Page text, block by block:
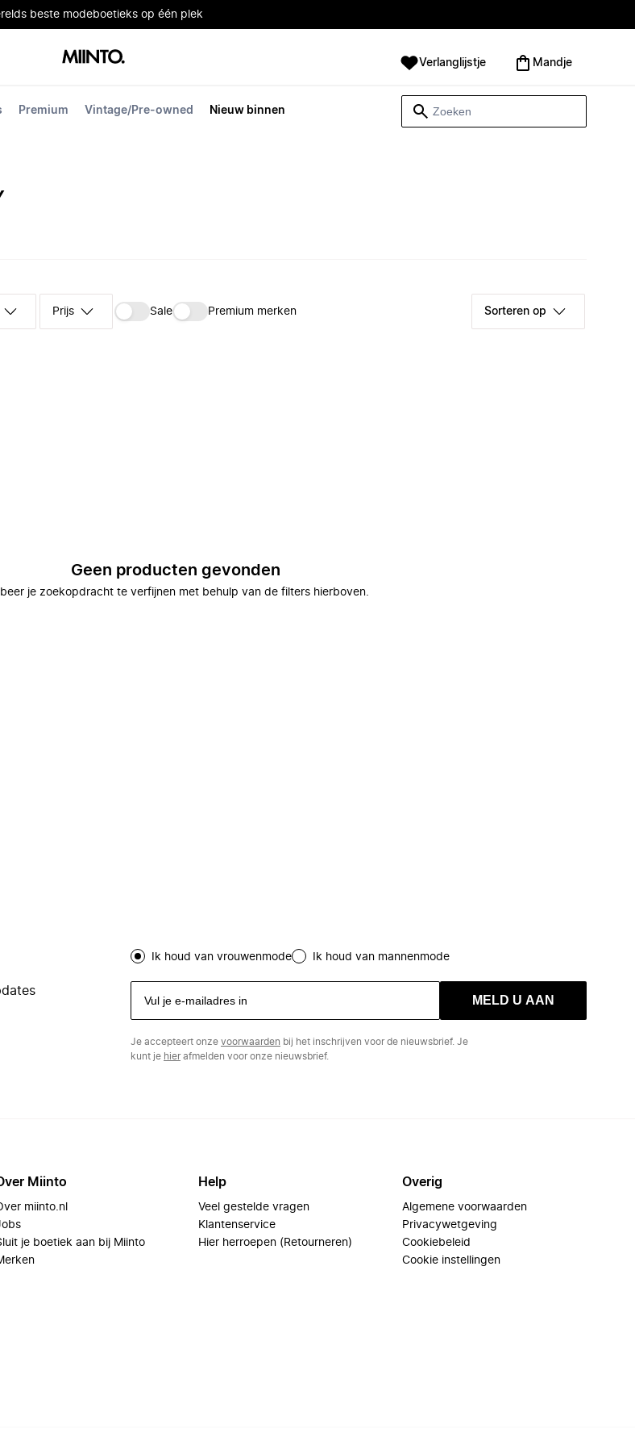
beste modeboetieks op één plek
Premium Vintage/Pre-owned Nieuw binnen
Verlanglijstje Mandje
Prijs Sale Premium merken Sorteren op
Geen producten gevonden
je zoekopdracht te verfijnen met behulp van de filters hierboven.
Ik houd van vrouwenmode Ik houd van mannenmode
MELD U AAN
Je accepteert onze voorwaarden bij het inschrijven voor de nieuwsbrief. Je
kunt je hierafmelden voor onze nieuwsbrief.
Miinto
miinto.nl
je boetiek aan bij Miinto
Help
Veel gestelde vragen
Klantenservice
Hier herroepen (Retourneren)
Overig
Algemene voorwaarden
Privacywetgeving
Cookiebeleid
Cookie instellingen